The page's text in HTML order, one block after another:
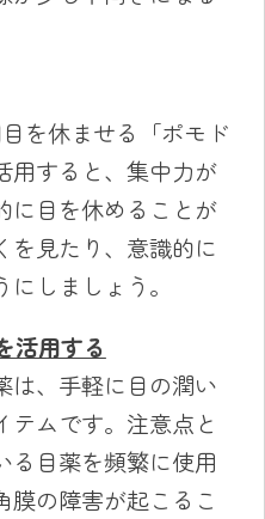
を休ませる「ポモド
用すると、集中力が
に目を休めることが
を見たり、意識的に
しましょう。
活用する
は、手軽に目の潤い
テムです。注意点と
る目薬を頻繁に使用
膜の障害が起こるこ